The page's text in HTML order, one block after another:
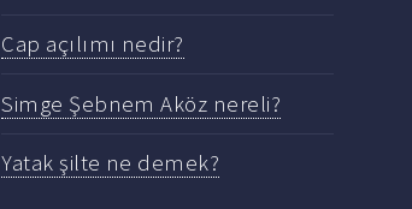
Cap açılımı nedir?
Simge Şebnem Aköz nereli?
Yatak şilte ne demek?